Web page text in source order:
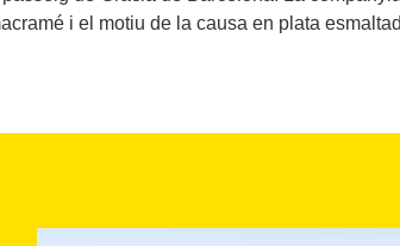
i el motiu de la causa en plata